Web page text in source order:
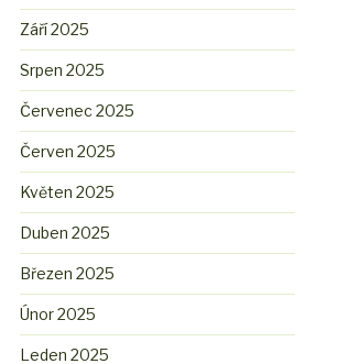
Září 2025
Srpen 2025
Červenec 2025
Červen 2025
Květen 2025
Duben 2025
Březen 2025
Únor 2025
Leden 2025